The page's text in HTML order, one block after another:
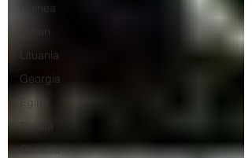
Guinea
Oman
Lituania
Georgia
Egitto
Tunisia
Canada